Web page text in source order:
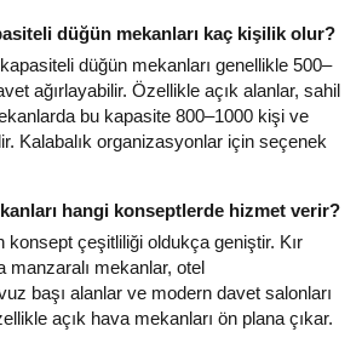
düğün mekanları kaç kişilik olur?
düğün mekanları genellikle 500–
ağırlayabilir. Özellikle açık alanlar, sahil
bu kapasite 800–1000 kişi ve
Kalabalık organizasyonlar için seçenek
hangi konseptlerde hizmet verir?
konsept çeşitliliği oldukça geniştir. Kır
manzaralı mekanlar, otel
başı alanlar ve modern davet salonları
açık hava mekanları ön plana çıkar.